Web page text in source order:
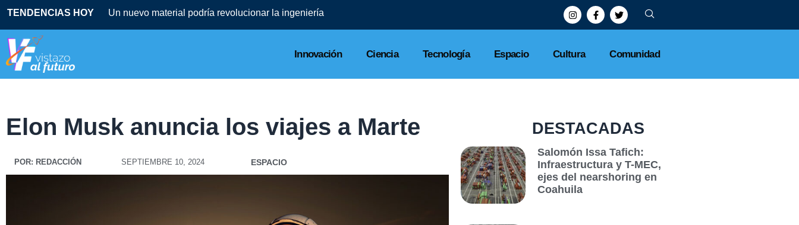
TENDENCIAS HOY Un nuevo material podría revolucionar la ingeniería
Innovación Ciencia Tecnología Espacio Cultura Comunidad
Elon Musk anuncia los viajes a Marte
POR: REDACCIÓN SEPTIEMBRE 10, 2024 ESPACIO
DESTACADAS
Salomón Issa Tafich:
Infraestructura y T-MEC,
ejes del nearshoring en
Coahuila